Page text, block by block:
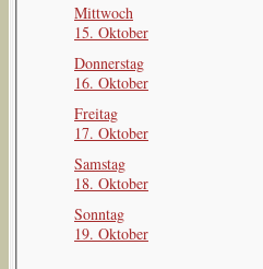
Mittwoch
15. Oktober
Donnerstag
16. Oktober
Freitag
17. Oktober
Samstag
18. Oktober
Sonntag
19. Oktober